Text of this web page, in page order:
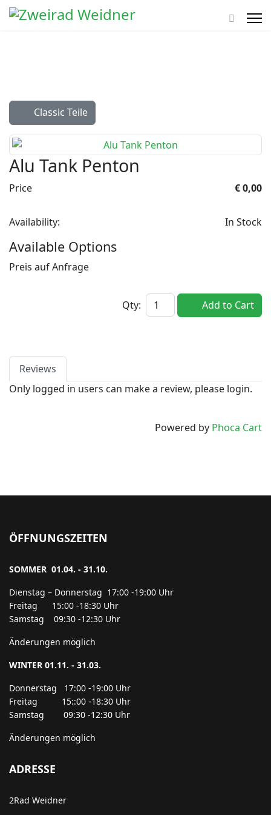
Classic Teile
Alu Tank Penton
Price € 0,00
Availability: In Stock
Available Options
Preis auf Anfrage
Qty: Add to Cart
Reviews
Only logged in users can make a review, please login.
Powered by Phoca Cart
ÖFFNUNGSZEITEN
SOMMER 01.04. - 31.10.
Dienstag – Donnerstag 17:00 -19:00 Uhr
Freitag 15:00 -18:30 Uhr
Samstag 09:30 -12:30 Uhr
Änderungen möglich
WINTER 01.11. - 31.03.
Donnerstag 17:00 -19:00 Uhr
Freitag 15::00 -18:30 Uhr
Samstag 09:30 -12:30 Uhr
Änderungen möglich
ADRESSE
2Rad Weidner